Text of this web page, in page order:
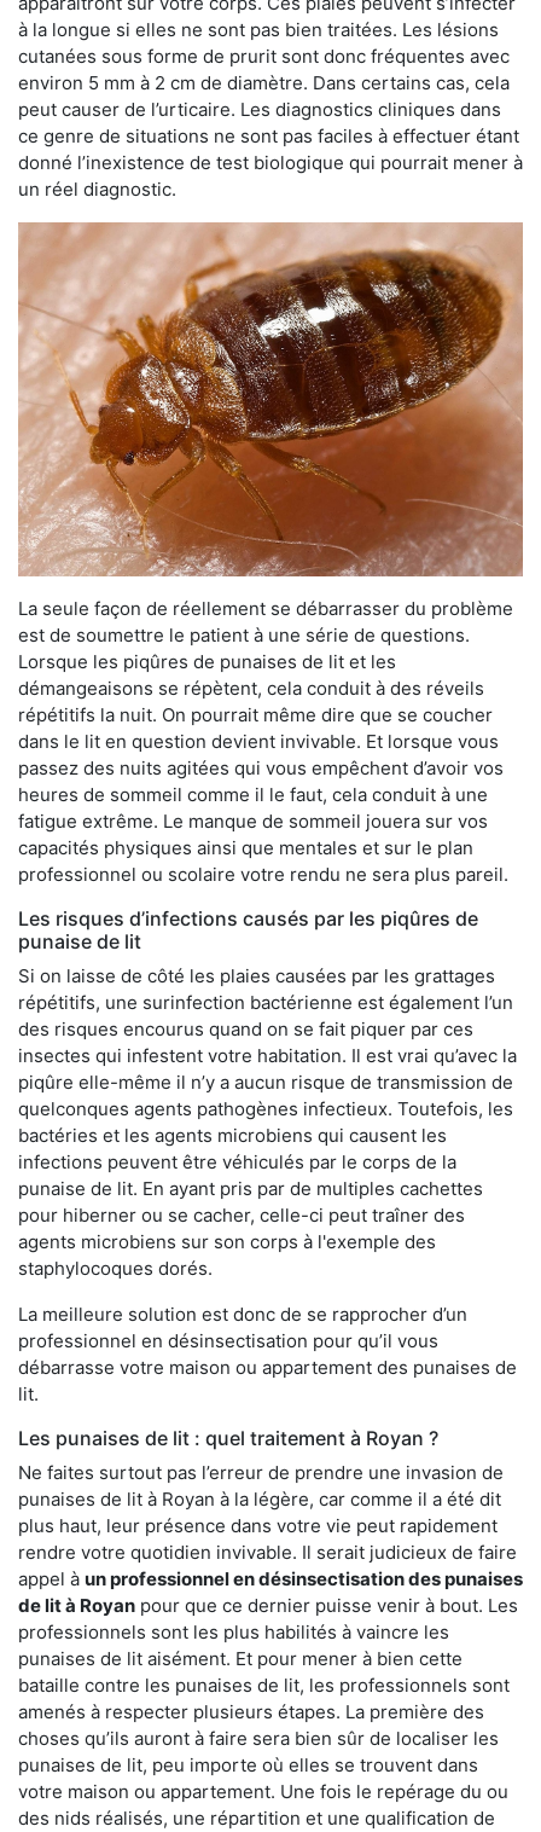
à la longue si elles ne sont pas bien traitées. Les lésions
cutanées sous forme de prurit sont donc fréquentes avec
environ 5 mm à 2 cm de diamètre. Dans certains cas, cela
peut causer de l’urticaire. Les diagnostics cliniques dans
ce genre de situations ne sont pas faciles à effectuer étant
donné l’inexistence de test biologique qui pourrait mener à
un réel diagnostic.
La seule façon de réellement se débarrasser du problème
est de soumettre le patient à une série de questions.
Lorsque les piqûres de punaises de lit et les
démangeaisons se répètent, cela conduit à des réveils
répétitifs la nuit. On pourrait même dire que se coucher
dans le lit en question devient invivable. Et lorsque vous
passez des nuits agitées qui vous empêchent d’avoir vos
heures de sommeil comme il le faut, cela conduit à une
fatigue extrême. Le manque de sommeil jouera sur vos
capacités physiques ainsi que mentales et sur le plan
professionnel ou scolaire votre rendu ne sera plus pareil.
Les risques d’infections causés par les piqûres de
punaise de lit
Si on laisse de côté les plaies causées par les grattages
répétitifs, une surinfection bactérienne est également l’un
des risques encourus quand on se fait piquer par ces
insectes qui infestent votre habitation. Il est vrai qu’avec la
piqûre elle-même il n’y a aucun risque de transmission de
quelconques agents pathogènes infectieux. Toutefois, les
bactéries et les agents microbiens qui causent les
infections peuvent être véhiculés par le corps de la
punaise de lit. En ayant pris par de multiples cachettes
pour hiberner ou se cacher, celle-ci peut traîner des
agents microbiens sur son corps à l'exemple des
staphylocoques dorés.
La meilleure solution est donc de se rapprocher d’un
professionnel en désinsectisation pour qu’il vous
débarrasse votre maison ou appartement des punaises de
lit.
Les punaises de lit : quel traitement à Royan ?
Ne faites surtout pas l’erreur de prendre une invasion de
punaises de lit à Royan à la légère, car comme il a été dit
plus haut, leur présence dans votre vie peut rapidement
rendre votre quotidien invivable. Il serait judicieux de faire
appel à un professionnel en désinsectisation des punaises
de lit à Royan pour que ce dernier puisse venir à bout. Les
professionnels sont les plus habilités à vaincre les
punaises de lit aisément. Et pour mener à bien cette
bataille contre les punaises de lit, les professionnels sont
amenés à respecter plusieurs étapes. La première des
choses qu’ils auront à faire sera bien sûr de localiser les
punaises de lit, peu importe où elles se trouvent dans
votre maison ou appartement. Une fois le repérage du ou
des nids réalisés, une répartition et une qualification de